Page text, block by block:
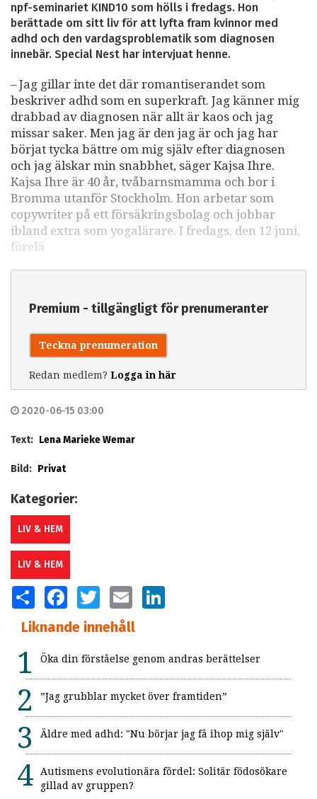
npf-seminariet KIND10 som hölls i fredags. Hon
berättade om sitt liv för att lyfta fram kvinnor med
adhd och den vardagsproblematik som diagnosen
innebär. Special Nest har intervjuat henne.
– Jag gillar inte det där romantiserandet som
beskriver adhd som en superkraft. Jag känner mig
drabbad av diagnosen när allt är kaos och jag
missar saker. Men jag är den jag är och jag har
börjat tycka bättre om mig själv efter diagnosen
och jag älskar min snabbhet, säger Kajsa Ihre.
Kajsa Ihre är 40 år, tvåbarnsmamma och bor i
Bromma utanför Stockholm. Hon arbetar som
copywriter på ett försäkringsbolag och jobbar
ibland extra som yogalärare. I fredags, den 12 juni,
förelä
Premium - tillgängligt för prenumeranter
Teckna prenumeration
Redan medlem? Logga in här
2020-06-15 03:00
Text: Lena Marieke Wemar
Bild: Privat
Kategorier:
LIV & HEM
LIV & HEM
SHARE FACEBOOKTWITTER EMAIL
Liknande innehåll
Öka din förståelse genom andras berättelser
”Jag grubblar mycket över framtiden”
Äldre med adhd: "Nu börjar jag få ihop mig själv"
Autismens evolutionära fördel: Solitär födosökare
gillad av gruppen?